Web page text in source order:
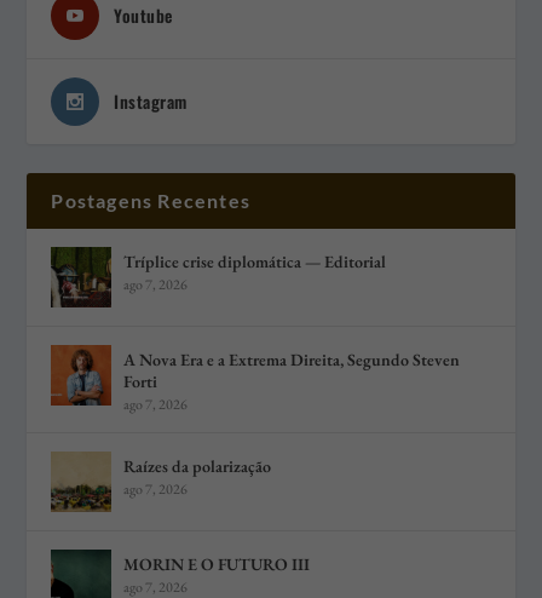
Youtube
Instagram
Postagens Recentes
Tríplice crise diplomática — Editorial
ago 7, 2026
A Nova Era e a Extrema Direita, Segundo Steven
Forti
ago 7, 2026
Raízes da polarização
ago 7, 2026
MORIN E O FUTURO III
ago 7, 2026